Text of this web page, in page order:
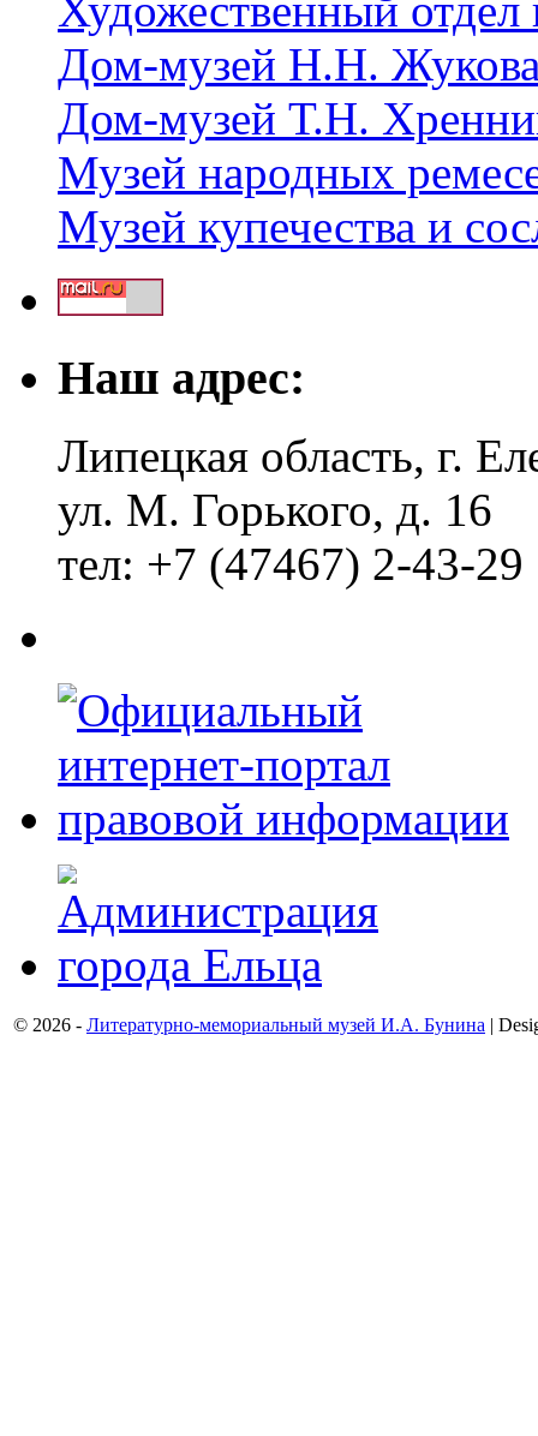
Художественный отдел
Дом-музей Н.Н.
Дом-музей Т.Н.
Музей народных
Музей купечества и
Наш адрес:
Липецкая область, г.
ул. М. Горького, д. 16
тел: +7 (47467) 2-43-29
© 2026 - Литературно-мемориальный музей И.А. Бунина |